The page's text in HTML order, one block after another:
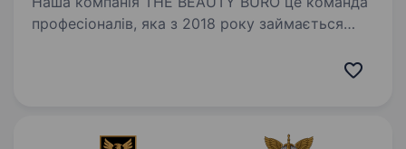
професіоналів, яка з 2018 року займається
брендів на території України. Ми працюємо